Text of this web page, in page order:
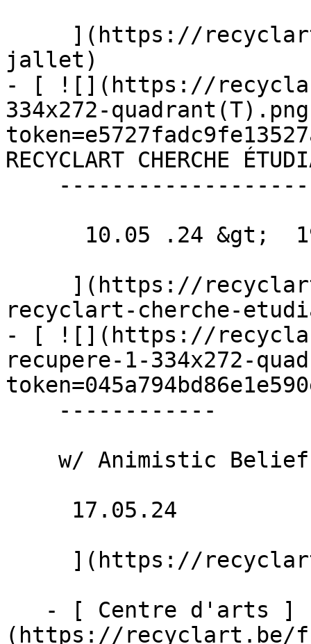
jallet)
- [ ![](https://
334x272-
RECYCLART CHERCHE
recyclart-cherche-
- [ ![](https://
recupere-1-334x272-
(https://recyclart.be/